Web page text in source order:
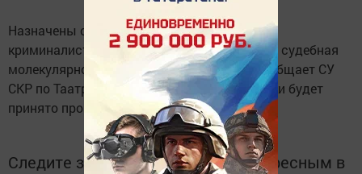
Назначены судебно-медицинская, судебно-
криминалистическая, судебно-портретная и судебная
молекулярно-генетическая экспертизы, сообщает СУ
СКР по Таатрстану. По результатам проверки будет
принято процессуальное решение.
Следите за самым важным и интересным в